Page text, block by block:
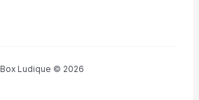
Box Ludique © 2026